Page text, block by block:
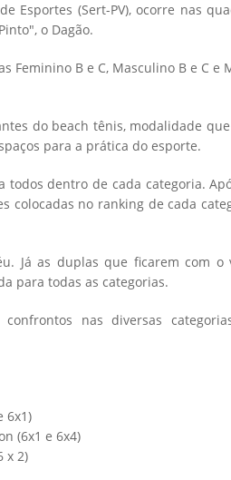
Esportes (Sert-PV), ocorre nas
o Dagão.
Feminino B e C, Masculino B e C e
do beach tênis, modalidade
para a prática do esporte.
dentro de cada categoria.
colocadas no ranking de cada
Já as duplas que ficarem com o
para todas as categorias.
nas diversas
6x1)
(6x1 e 6x4)
x 2)